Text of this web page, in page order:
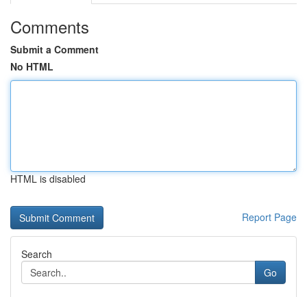
Comments
Submit a Comment
No HTML
HTML is disabled
Report Page
Search
Go